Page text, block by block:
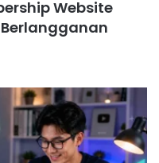
Website